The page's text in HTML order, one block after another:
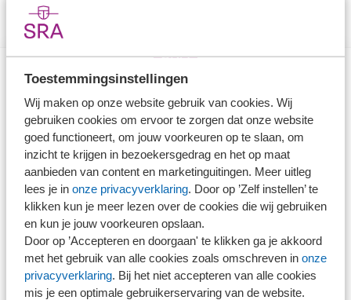
Toestemmingsinstellingen
Wij maken op onze website gebruik van cookies. Wij
gebruiken cookies om ervoor te zorgen dat onze website
goed functioneert, om jouw voorkeuren op te slaan, om
inzicht te krijgen in bezoekersgedrag en het op maat
aanbieden van content en marketinguitingen. Meer uitleg
lees je in onze privacyverklaring. Door op ’Zelf instellen’ te
klikken kun je meer lezen over de cookies die wij gebruiken
en kun je jouw voorkeuren opslaan.
Door op ’Accepteren en doorgaan' te klikken ga je akkoord
met het gebruik van alle cookies zoals omschreven in onze
privacyverklaring. Bij het niet accepteren van alle cookies
mis je een optimale gebruikerservaring van de website.
Stel je vaktechnische vraag
Branche in Zicht
Dossiers
Kantoorvinder
Nieuwsbank
Handige links